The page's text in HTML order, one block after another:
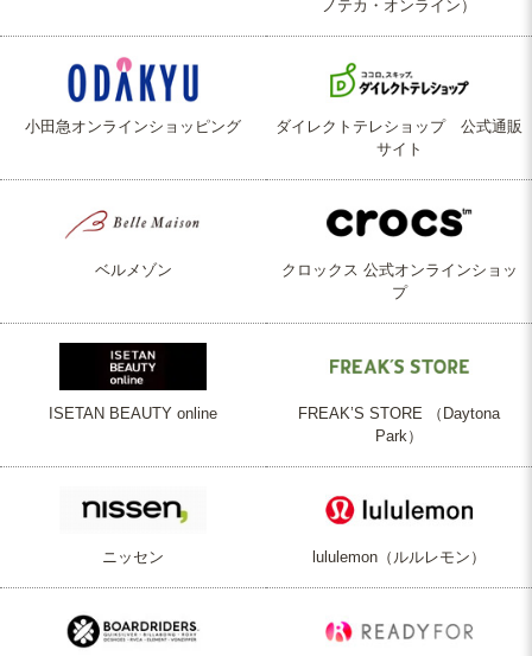
ノテカ・オンライン）
小田急オンラインショッピング
ダイレクトテレショップ 公式通販
サイト
ベルメゾン
クロックス 公式オンラインショッ
プ
ISETAN BEAUTY online
FREAK’S STORE （Daytona
Park）
ニッセン lululemon（ルルレモン）